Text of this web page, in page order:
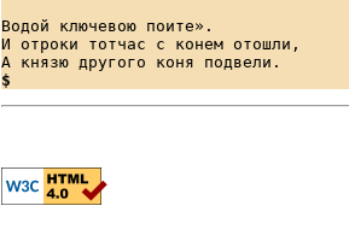
Водой ключевою поите».
И отроки тотчас с конем
$